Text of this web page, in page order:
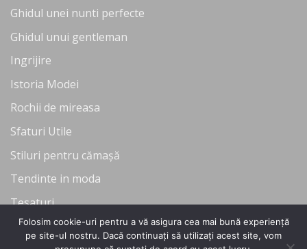
Ghidul unei nunti perfecte
Ghidul unui gentleman
Ingrijire
Istoria Modei
Rochii de mireasa
Sfaturi Utile
Stiluri pentru cămașă
Tendinte in moda
Tesaturi
Uncategorized
Folosim cookie-uri pentru a vă asigura cea mai bună experiență
pe site-ul nostru. Dacă continuați să utilizați acest site, vom